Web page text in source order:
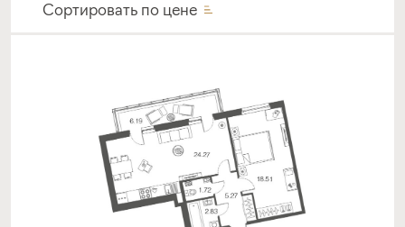
Сортировать по цене